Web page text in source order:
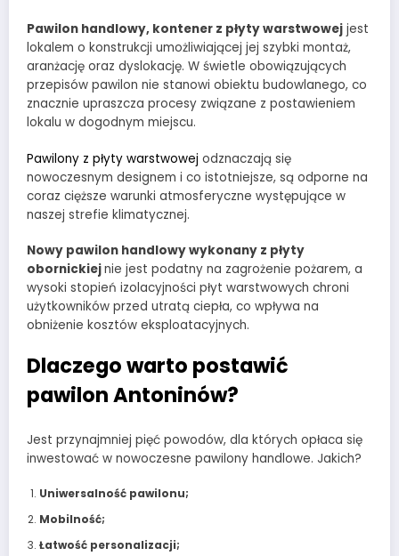
Pawilon handlowy, kontener z płyty warstwowej jest
lokalem o konstrukcji umożliwiającej jej szybki montaż,
aranżację oraz dyslokację. W świetle obowiązujących
przepisów pawilon nie stanowi obiektu budowlanego, co
znacznie upraszcza procesy związane z postawieniem
lokalu w dogodnym miejscu.
Pawilony z płyty warstwowej odznaczają się
nowoczesnym designem i co istotniejsze, są odporne na
coraz cięższe warunki atmosferyczne występujące w
naszej strefie klimatycznej.
Nowy pawilon handlowy wykonany z płyty
obornickiejnie jest podatny na zagrożenie pożarem, a
wysoki stopień izolacyjności płyt warstwowych chroni
użytkowników przed utratą ciepła, co wpływa na
obniżenie kosztów eksploatacyjnych.
Dlaczego warto postawić
pawilon Antoninów?
Jest przynajmniej pięć powodów, dla których opłaca się
inwestować w nowoczesne pawilony handlowe. Jakich?
Uniwersalność pawilonu;
Mobilność;
Łatwość personalizacji;